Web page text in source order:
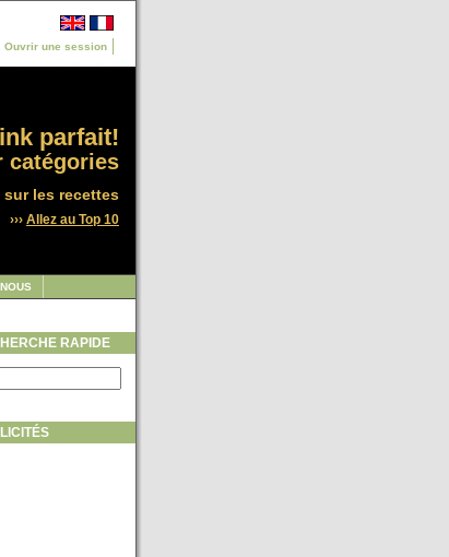
Ouvrir une session
parfait!
catégories
les recettes
››› Allez au Top 10
RAPIDE